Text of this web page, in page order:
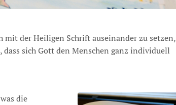
der Heiligen Schrift auseinander zu setzen,
sich Gott den Menschen ganz individuell
die